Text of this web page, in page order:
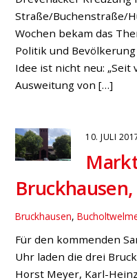
beschleunigen und die
Situation zu
einer Ampelanlage vor
Minister Michael
A3 in Hünxe in
26. MÄRZ
Stephan
und